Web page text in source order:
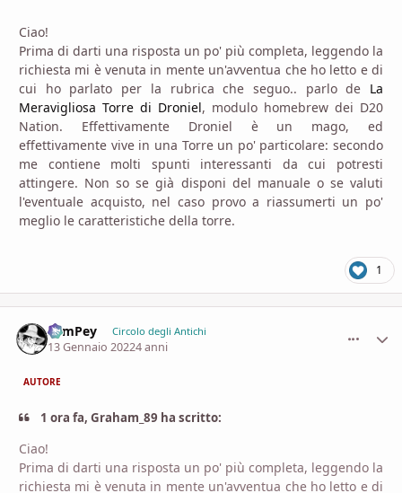
Ciao!
Prima di darti una risposta un po' più completa, leggendo la
richiesta mi è venuta in mente un'avventua che ho letto e di
cui ho parlato per la rubrica che seguo.. parlo de La
Meravigliosa Torre di Droniel, modulo homebrew dei D20
Nation. Effettivamente Droniel è un mago, ed
effettivamente vive in una Torre un po' particolare: secondo
me contiene molti spunti interessanti da cui potresti
attingere. Non so se già disponi del manuale o se valuti
l'eventuale acquisto, nel caso provo a riassumerti un po'
meglio le caratteristiche della torre.
1
SamPey Circolo degli Antichi
13 Gennaio 20224 anni
AUTORE
1 ora fa, Graham_89 ha scritto:
Ciao!
Prima di darti una risposta un po' più completa, leggendo la
richiesta mi è venuta in mente un'avventua che ho letto e di